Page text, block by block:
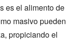
es el alimento de
masivo pueden
propiciando el